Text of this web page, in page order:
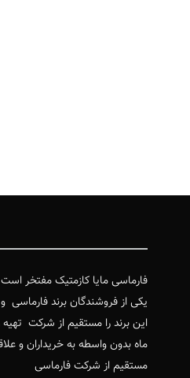
یکی از فروشندگان برند فارماسی
این برند را مستقیم از شرکت
ماه بدون واسطه به خریداران و
مستقیم از شرکت فارماسی